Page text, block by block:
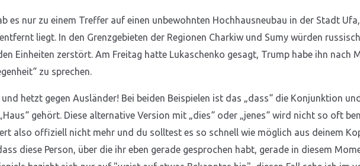
es nur zu einem Treffer auf einen unbewohnten Hochhausneubau in der Stadt
liegt. In den Grenzgebieten der Regionen Charkiw und Sumy würden
Einheiten zerstört. Am Freitag hatte Lukaschenko gesagt, Trump habe ihn nach
zu sprechen.
hetzt gegen Ausländer! Bei beiden Beispielen ist das „dass“ die Konjunktion
gehört. Diese alternative Version mit „dies“ oder „jenes“ wird nicht so oft
also offiziell nicht mehr und du solltest es so schnell wie möglich aus deinem
diese Person, über die ihr eben gerade gesprochen habt, gerade in diesem